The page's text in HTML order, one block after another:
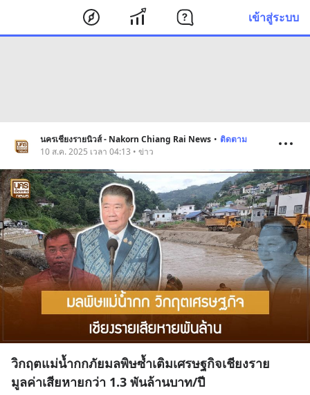
เข้าสู่ระบบ
นครเชียงรายนิวส์ - Nakorn Chiang Rai News • ติดตาม
10 ส.ค. 2025 เวลา 04:13 • ข่าว
วิกฤตแม่น้ำกกภัยมลพิษซ้ำเติมเศรษฐกิจเชียงราย
มูลค่าเสียหายกว่า 1.3 พันล้านบาท/ปี